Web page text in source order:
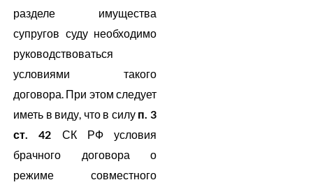
разделе имущества
супругов суду необходимо
руководствоваться
условиями такого
договора. При этом следует
иметь в виду, что в силу п. 3
ст. 42 СК РФ условия
брачного договора о
режиме совместного